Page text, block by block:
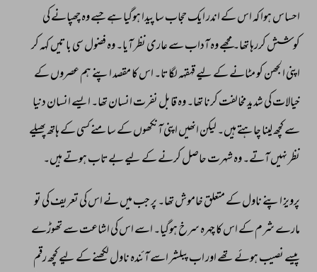
احساس ہوا کہ اس کے اندر ایک حجاب سا پیدا ہوگیا ہے جسے وہ چھپانے کی
کوشش کررہا تھا۔ مجھے وہ آداب سے عاری نظر آیا۔ وہ فضول سی باتیں کہہ کر
اپنی الجھن کو مٹانے کے لیے قہقہہ لگاتا۔ اس کا مقصد اپنے ہم عصروں کے
خیالات کی شدید مخالفت کرنا تھا۔ وہ قابل نفرت انسان تھا۔ ایسے انسان دنیا
سے کچھ لینا چاہتے ہیں۔ لیکن انھیں اپنی آنکھوں کے سامنے کسی کے ہاتھ پھیلے
نظر نہیں آتے۔ وہ شہرت حاصل کرنے کے لیے بےتاب ہوتے ہیں۔
پرویز اپنے ناول کے متعلق خاموش تھا۔ پر جب میں نے اس کی تعریف کی تو
مارے شرم کے اس کا چہرہ سرخ ہوگیا۔ اسے اس کی اشاعت سے تھوڑے
پیسے نصیب ہوئے تھے اور اب پبلشر اسے آئندہ ناول لکھنے کے لیے کچھ رقم